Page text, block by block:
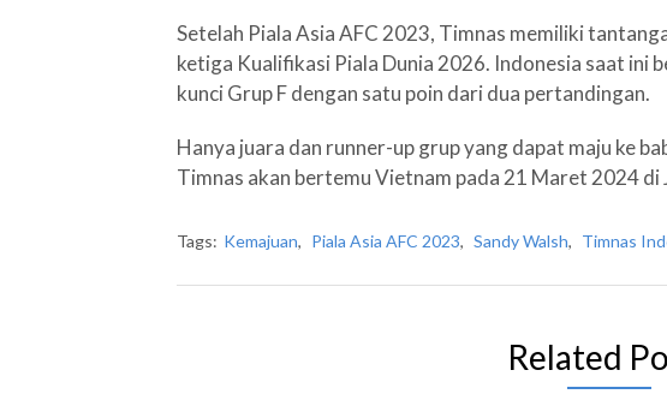
Setelah Piala Asia AFC 2023, Timnas memiliki
ketiga Kualifikasi Piala Dunia 2026. Indonesia saat ini
kunci Grup F dengan satu poin dari dua pertandingan.
Hanya juara dan runner-up grup yang dapat maju ke
Timnas akan bertemu Vietnam pada 21 Maret 2024
Tags: Kemajuan, Piala Asia AFC 2023, Sandy Walsh, Timnas
Related